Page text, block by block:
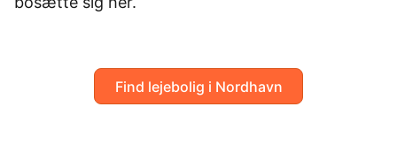
Find lejebolig i Nordhavn